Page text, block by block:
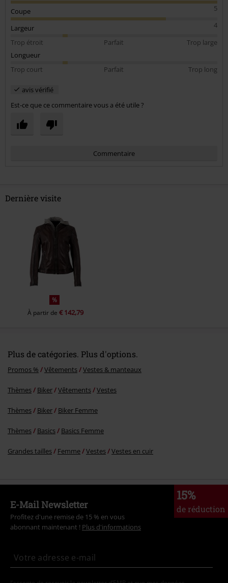
5
Coupe
4
Largeur
Trop étroit
Parfait
Trop large
Longueur
Trop court
Parfait Trop long
avis vérifié
Est-ce que ce commentaire vous a été utile ?
Commentaire
Envoyer le commentaire
Dernière visite
%
À partir de € 142,79
Plus de catégories. Plus d'options.
Promos % Vêtements Vestes & manteaux
Thèmes Biker Vêtements Vestes
Thèmes Biker Biker Femme
Thèmes Basics Basics Femme
Grandes tailles Femme Vestes Vestes en cuir
15%
de réduction
E-Mail Newsletter
Profitez d'une remise de 15 % en vous
abonnant maintenant ! Plus d'informations